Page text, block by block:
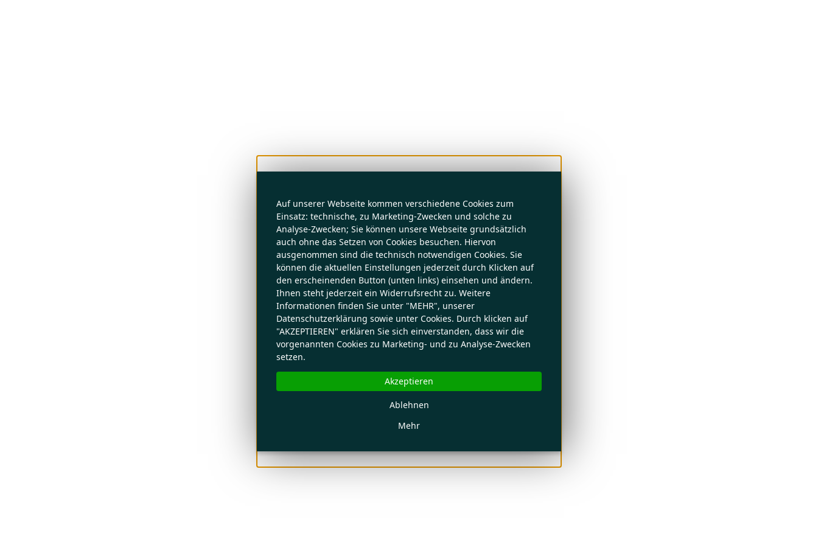
Auf unserer Webseite kommen verschiedene Cookies zum
Einsatz: technische, zu Marketing-Zwecken und solche zu
Analyse-Zwecken; Sie können unsere Webseite grundsätzlich
auch ohne das Setzen von Cookies besuchen. Hiervon
ausgenommen sind die technisch notwendigen Cookies. Sie
können die aktuellen Einstellungen jederzeit durch Klicken auf
den erscheinenden Button (unten links) einsehen und ändern.
Ihnen steht jederzeit ein Widerrufsrecht zu. Weitere
Informationen finden Sie unter "MEHR", unserer
Datenschutzerklärung sowie unter Cookies. Durch klicken auf
"AKZEPTIEREN" erklären Sie sich einverstanden, dass wir die
vorgenannten Cookies zu Marketing- und zu Analyse-Zwecken
setzen.
Mehr
Ablehnen
Akzeptieren